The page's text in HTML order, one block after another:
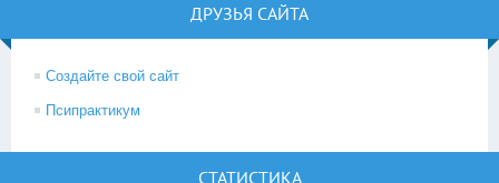
ДРУЗЬЯ САЙТА
Создайте свой сайт
Псипрактикум
СТАТИСТИКА